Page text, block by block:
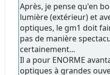
Après, je pense qu'en
lumière (extérieur) et
optiques, le gm1 doit
pas de manière
certainement...
Il a pour ENORME
optiques à grandes